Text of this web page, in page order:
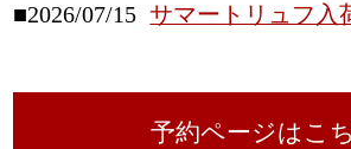
■2026/07/15 サマートリュフ入
予約ページはこ